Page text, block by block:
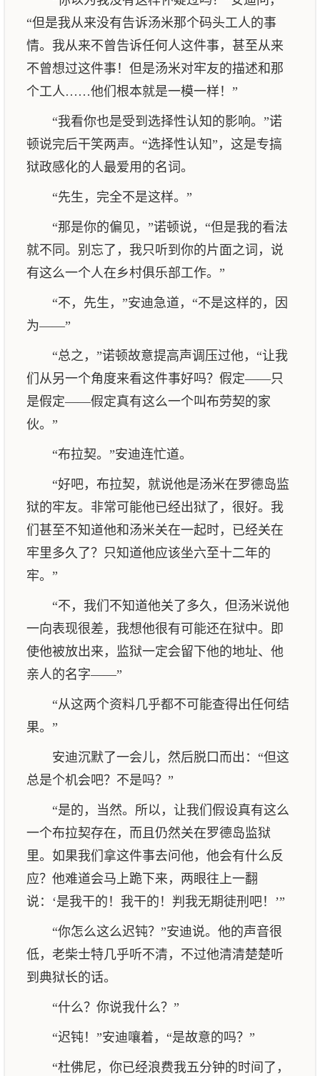
“但是我从来没有告诉汤米那个码头工人的事
情。我从来不曾告诉任何人这件事，甚至从来
不曾想过这件事！但是汤米对牢友的描述和那
个工人……他们根本就是一模一样！”
“我看你也是受到选择性认知的影响。”诺
顿说完后干笑两声。“选择性认知”，这是专搞
狱政感化的人最爱用的名词。
“先生，完全不是这样。”
“那是你的偏见，”诺顿说，“但是我的看法
就不同。别忘了，我只听到你的片面之词，说
有这么一个人在乡村俱乐部工作。”
“不，先生，”安迪急道，“不是这样的，因
为——”
“总之，”诺顿故意提高声调压过他，“让我
们从另一个角度来看这件事好吗？假定——只
是假定——假定真有这么一个叫布劳契的家
伙。”
“布拉契。”安迪连忙道。
“好吧，布拉契，就说他是汤米在罗德岛监
狱的牢友。非常可能他已经出狱了，很好。我
们甚至不知道他和汤米关在一起时，已经关在
牢里多久了？只知道他应该坐六至十二年的
牢。”
“不，我们不知道他关了多久，但汤米说他
一向表现很差，我想他很有可能还在狱中。即
使他被放出来，监狱一定会留下他的地址、他
亲人的名字——”
“从这两个资料几乎都不可能查得出任何结
果。”
安迪沉默了一会儿，然后脱口而出：“但这
总是个机会吧？不是吗？”
“是的，当然。所以，让我们假设真有这么
一个布拉契存在，而且仍然关在罗德岛监狱
里。如果我们拿这件事去问他，他会有什么反
应？他难道会马上跪下来，两眼往上一翻
说：‘是我干的！我干的！判我无期徒刑吧！’”
“你怎么这么迟钝？”安迪说。他的声音很
低，老柴士特几乎听不清，不过他清清楚楚听
到典狱长的话。
“什么？你说我什么？”
“迟钝！”安迪嚷着，“是故意的吗？”
“杜佛尼，你已经浪费我五分钟的时间了，